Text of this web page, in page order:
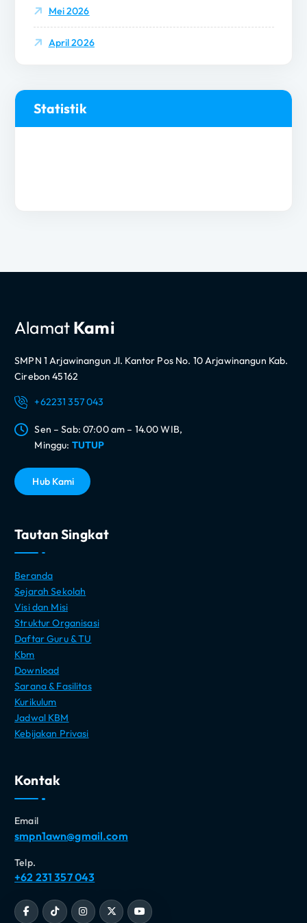
Mei 2026
April 2026
Statistik
AlamatKami
SMPN 1 Arjawinangun Jl. Kantor Pos No. 10 Arjawinangun Kab.
Cirebon 45162
+62231 357 043
Sen – Sab: 07:00 am – 14.00 WIB,
Minggu: TUTUP
Hub Kami
Tautan Singkat
Beranda
Sejarah Sekolah
Visi dan Misi
Struktur Organisasi
Daftar Guru & TU
Kbm
Download
Sarana & Fasilitas
Kurikulum
Jadwal KBM
Kebijakan Privasi
Kontak
Email
smpn1awn@gmail.com
Telp.
+62 231 357 043